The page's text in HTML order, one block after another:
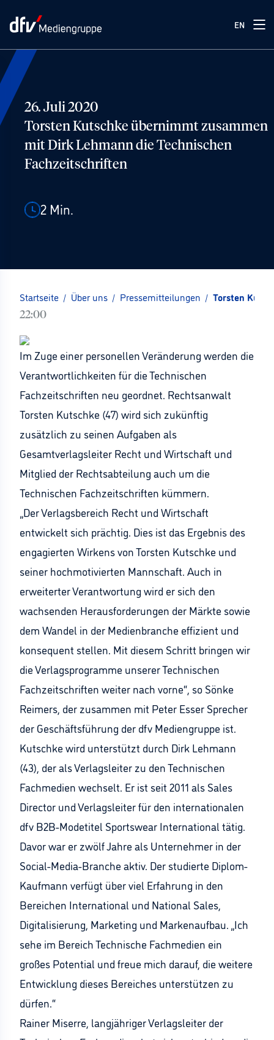
EN
26. Juli 2020
Torsten Kutschke übernimmt zusammen
mit Dirk Lehmann die Technischen
Fachzeitschriften
2 Min.
Startseite / Über uns / Pressemitteilungen / Torsten
22:00
Im Zuge einer personellen Veränderung werden die
Verantwortlichkeiten für die Technischen
Fachzeitschriften neu geordnet. Rechtsanwalt
Torsten Kutschke (47) wird sich zukünftig
zusätzlich zu seinen Aufgaben als
Gesamtverlagsleiter Recht und Wirtschaft und
Mitglied der Rechtsabteilung auch um die
Technischen Fachzeitschriften kümmern.
„Der Verlagsbereich Recht und Wirtschaft
entwickelt sich prächtig. Dies ist das Ergebnis des
engagierten Wirkens von Torsten Kutschke und
seiner hochmotivierten Mannschaft. Auch in
erweiterter Verantwortung wird er sich den
wachsenden Herausforderungen der Märkte sowie
dem Wandel in der Medienbranche effizient und
konsequent stellen. Mit diesem Schritt bringen wir
die Verlagsprogramme unserer Technischen
Fachzeitschriften weiter nach vorne“, so Sönke
Reimers, der zusammen mit Peter Esser Sprecher
der Geschäftsführung der dfv Mediengruppe ist.
Kutschke wird unterstützt durch Dirk Lehmann
(43), der als Verlagsleiter zu den Technischen
Fachmedien wechselt. Er ist seit 2011 als Sales
Director und Verlagsleiter für den internationalen
dfv B2B-Modetitel Sportswear International tätig.
Davor war er zwölf Jahre als Unternehmer in der
Social-Media-Branche aktiv. Der studierte Diplom-
Kaufmann verfügt über viel Erfahrung in den
Bereichen International und National Sales,
Digitalisierung, Marketing und Markenaufbau. „Ich
sehe im Bereich Technische Fachmedien ein
großes Potential und freue mich darauf, die weitere
Entwicklung dieses Bereiches unterstützen zu
dürfen.“
Rainer Miserre, langjähriger Verlagsleiter der